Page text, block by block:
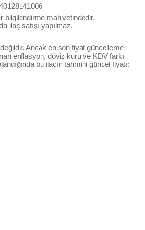
bilgilendirme mahiyetindedir.
ilaç satışı yapılmaz.
değildir. Ancak en son fiyat güncelleme
enflasyon, döviz kuru ve KDV farkı
bu ilacın tahmini güncel fiyatı: